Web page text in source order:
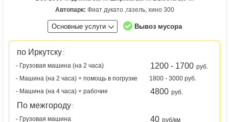
Автопарк: Фиат дукато ,газель, хино 300
Основные услуги Вывоз мусора
по Иркутску :
- Грузовая машина (на 2 часа)
1200 - 1700 руб.
- Машина (на 2 часа) + помощь в погрузке
1800 - 3000 руб.
- Машина (на 4 часа) + рабочие
4800 руб.
По межгороду :
- Грузовая машина
40 руб/км